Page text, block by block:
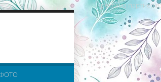
реклама партнерів: